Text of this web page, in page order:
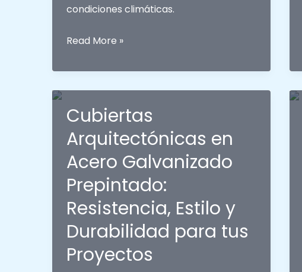
condiciones climáticas.
Tejas
en
Acero
Galvanizado
Prepintado:
Diferencias
entre
Teja
Supermil
de
6
Crestas
y
Read More »
Cubiertas
Arquitectónicas en
Acero Galvanizado
Prepintado:
Resistencia, Estilo y
Durabilidad para tus
Proyectos